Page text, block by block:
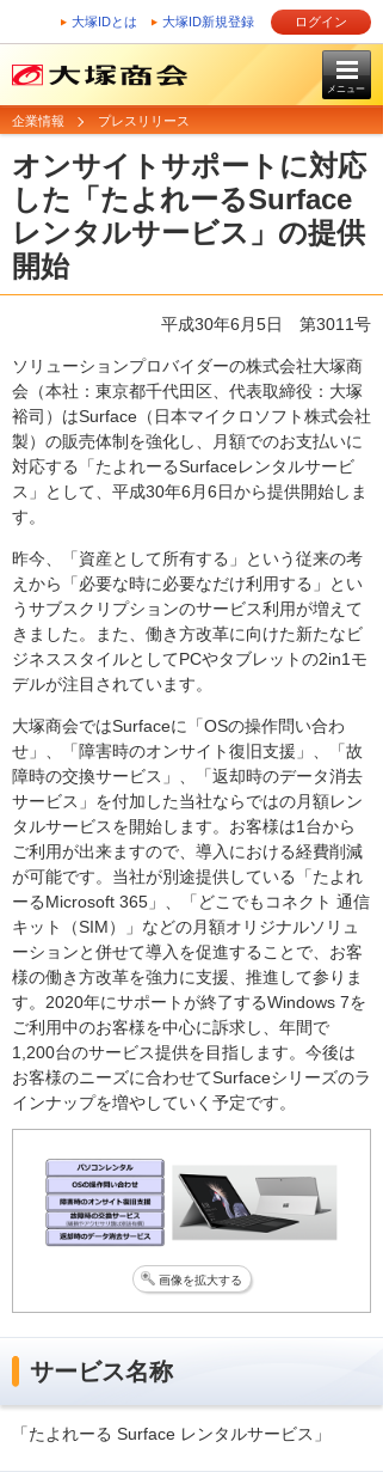
大塚IDとは 大塚ID新規登録 ログイン
メニュー
企業情報 プレスリリース
オンサイトサポートに対応
した「たよれーるSurface
レンタルサービス」の提供
開始
平成30年6月5日 第3011号
ソリューションプロバイダーの株式会社大塚商
会（本社：東京都千代田区、代表取締役：大塚
裕司）はSurface（日本マイクロソフト株式会社
製）の販売体制を強化し、月額でのお支払いに
対応する「たよれーるSurfaceレンタルサービ
ス」として、平成30年6月6日から提供開始しま
す。
昨今、「資産として所有する」という従来の考
えから「必要な時に必要なだけ利用する」とい
うサブスクリプションのサービス利用が増えて
きました。また、働き方改革に向けた新たなビ
ジネススタイルとしてPCやタブレットの2in1モ
デルが注目されています。
大塚商会ではSurfaceに「OSの操作問い合わ
せ」、「障害時のオンサイト復旧支援」、「故
障時の交換サービス」、「返却時のデータ消去
サービス」を付加した当社ならではの月額レン
タルサービスを開始します。お客様は1台から
ご利用が出来ますので、導入における経費削減
が可能です。当社が別途提供している「たよれ
ーるMicrosoft 365」、「どこでもコネクト 通信
キット（SIM）」などの月額オリジナルソリュ
ーションと併せて導入を促進することで、お客
様の働き方改革を強力に支援、推進して参りま
す。2020年にサポートが終了するWindows 7を
ご利用中のお客様を中心に訴求し、年間で
1,200台のサービス提供を目指します。今後は
お客様のニーズに合わせてSurfaceシリーズのラ
インナップを増やしていく予定です。
画像を拡大する
サービス名称
「たよれーる Surface レンタルサービス」